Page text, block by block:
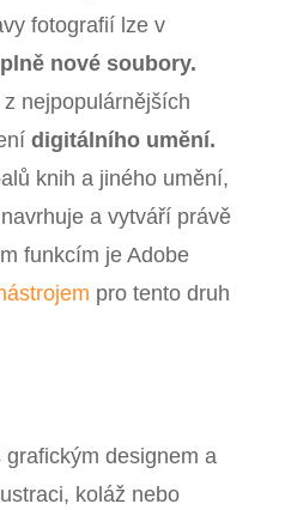
fotografií lze v
nové soubory.
nejpopulárnějších
digitálního umění.
knih a jiného umění,
a vytváří právě
funkcím je Adobe
pro tento druh
designem a
koláž nebo